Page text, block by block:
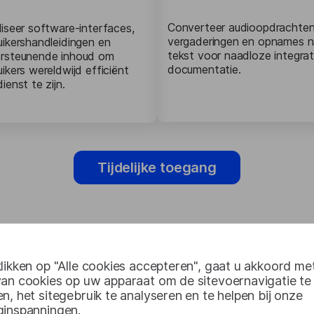
op "Alle cookies accepteren", gaat u akkoord
cookies op uw apparaat om de sitevoernavigatie te
het sitegebruik te analyseren en te helpen bij onze
software-interfaces,
en
inhoud om
wereldwijd efficiënt
te zijn.
Converteer
vergaderingen en opnames
tekst voor naadloze
documentatie.
Tijdelijke toegang